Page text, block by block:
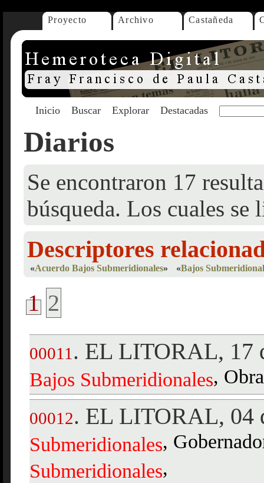
Proyecto Archivo Castañeda
Inicio Buscar Explorar Destacadas
Diarios
Se encontraron 17
búsqueda. Los cuales se
Descriptores
«Acuerdo Bajos Submeridionales» «Bajos
1 2
00011 . EL LITORAL, 17
Bajos Submeridionales,
00012. EL LITORAL, 04
Submeridionales,
Submeridionales,